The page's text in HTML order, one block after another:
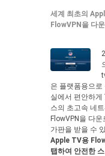
세계 최초의
FlowVPN을 다
은 플랫폼용으로
실에서 편안하게
스의 초고속 네
FlowVPN을 다운
가판을 받을 수
Apple TV용
탭하여 안전한